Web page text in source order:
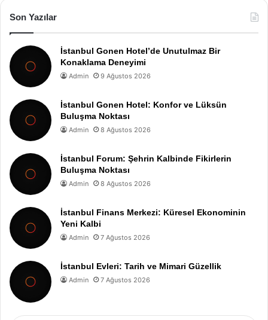
Son Yazılar
İstanbul Gonen Hotel’de Unutulmaz Bir
Konaklama Deneyimi
Admin 9 Ağustos 2026
İstanbul Gonen Hotel: Konfor ve Lüksün
Buluşma Noktası
Admin 8 Ağustos 2026
İstanbul Forum: Şehrin Kalbinde Fikirlerin
Buluşma Noktası
Admin 8 Ağustos 2026
İstanbul Finans Merkezi: Küresel Ekonominin
Yeni Kalbi
Admin 7 Ağustos 2026
İstanbul Evleri: Tarih ve Mimari Güzellik
Admin 7 Ağustos 2026